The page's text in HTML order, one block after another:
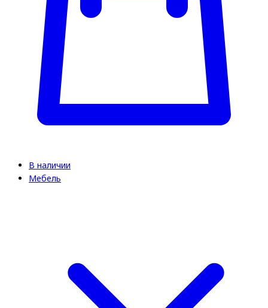
В наличии
Мебель